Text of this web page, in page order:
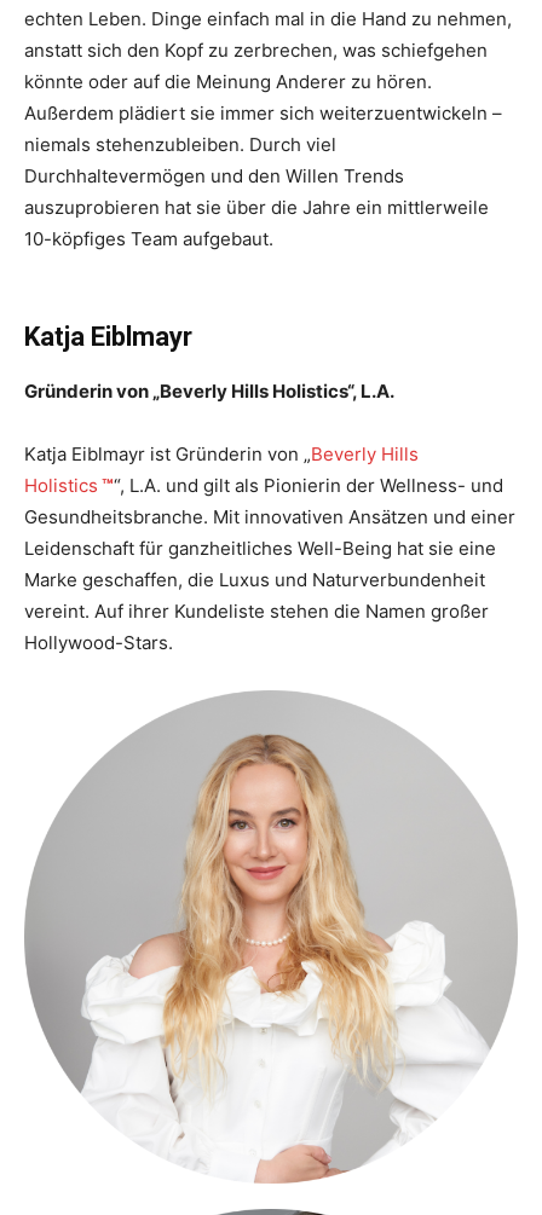
echten Leben. Dinge einfach mal in die Hand zu nehmen,
anstatt sich den Kopf zu zerbrechen, was schiefgehen
könnte oder auf die Meinung Anderer zu hören.
Außerdem plädiert sie immer sich weiterzuentwickeln –
niemals stehenzubleiben. Durch viel
Durchhaltevermögen und den Willen Trends
auszuprobieren hat sie über die Jahre ein mittlerweile
10-köpfiges Team aufgebaut.
Katja Eiblmayr
Gründerin von „Beverly Hills Holistics“, L.A.
Katja Eiblmayr ist Gründerin von „Beverly Hills
Holistics ™“, L.A. und gilt als Pionierin der Wellness- und
Gesundheitsbranche. Mit innovativen Ansätzen und einer
Leidenschaft für ganzheitliches Well-Being hat sie eine
Marke geschaffen, die Luxus und Naturverbundenheit
vereint. Auf ihrer Kundeliste stehen die Namen großer
Hollywood-Stars.